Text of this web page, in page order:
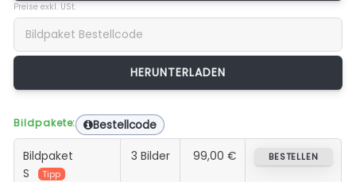
Preise exkl. USt.
Bildpakete: Bestellcode
Bildpaket
S
Tipp
3 Bilder 99,00 € BESTELLEN